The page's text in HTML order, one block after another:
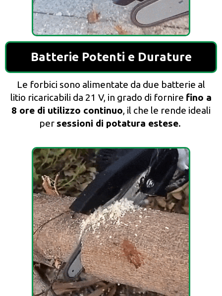
Batterie Potenti e Durature
Le forbici sono alimentate da due batterie al
litio ricaricabili da 21 V, in grado di fornire fino a
8 ore di utilizzo continuo, il che le rende ideali
per sessioni di potatura estese.